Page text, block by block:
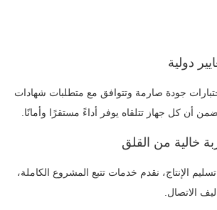
دولية
جودة صارمة وتتوافق مع متطلبات شهادات
خالية من القلق
الإنتاج، نقدم خدمات تتبع المشروع الكاملة،
الاتصال.